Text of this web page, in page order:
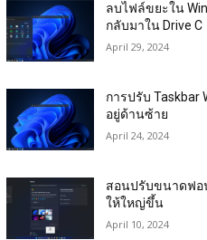
ลบไฟล์ขยะใน
กลับมาใน Drive C
April 29, 2024
การปรับ Taskbar
อยู่ด้านซ้าย
April 24, 2024
สอนปรับขนาดฟอ
ให้ใหญ่ขึ้น
April 10, 2024